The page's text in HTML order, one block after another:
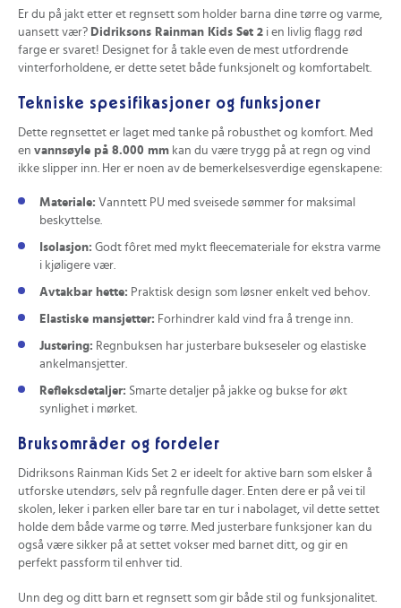
Er du på jakt etter et regnsett som holder barna dine tørre og varme,
uansett vær? Didriksons Rainman Kids Set 2 i en livlig flagg rød
farge er svaret! Designet for å takle even de mest utfordrende
vinterforholdene, er dette setet både funksjonelt og komfortabelt.
Tekniske spesifikasjoner og funksjoner
Dette regnsettet er laget med tanke på robusthet og komfort. Med
en vannsøyle på 8.000 mm kan du være trygg på at regn og vind
ikke slipper inn. Her er noen av de bemerkelsesverdige egenskapene:
Materiale: Vanntett PU med sveisede sømmer for maksimal
beskyttelse.
Isolasjon: Godt fôret med mykt fleecemateriale for ekstra varme
i kjøligere vær.
Avtakbar hette: Praktisk design som løsner enkelt ved behov.
Elastiske mansjetter: Forhindrer kald vind fra å trenge inn.
Justering: Regnbuksen har justerbare bukseseler og elastiske
ankelmansjetter.
Refleksdetaljer: Smarte detaljer på jakke og bukse for økt
synlighet i mørket.
Bruksområder og fordeler
Didriksons Rainman Kids Set 2 er ideelt for aktive barn som elsker å
utforske utendørs, selv på regnfulle dager. Enten dere er på vei til
skolen, leker i parken eller bare tar en tur i nabolaget, vil dette settet
holde dem både varme og tørre. Med justerbare funksjoner kan du
også være sikker på at settet vokser med barnet ditt, og gir en
perfekt passform til enhver tid.
Unn deg og ditt barn et regnsett som gir både stil og funksjonalitet.